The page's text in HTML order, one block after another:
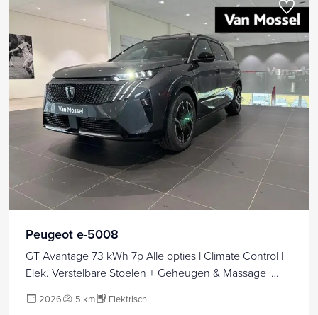
Peugeot e-5008
GT Avantage 73 kWh 7p Alle opties l Climate Control |
Elek. Verstelbare Stoelen + Geheugen & Massage |
Navigatie | Apple Carplay / Android Auto | 360 Camera
2026 5 km Elektrisch